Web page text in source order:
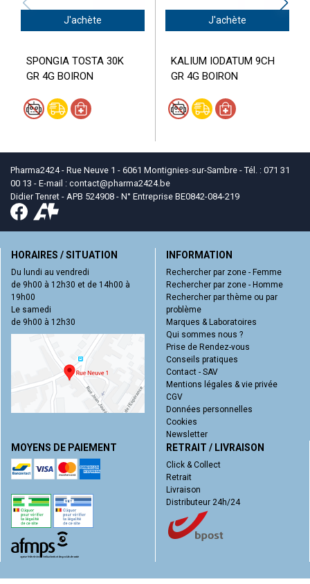
J'achète
SPONGIA TOSTA 30K
GR 4G BOIRON
J'achète
KALIUM IODATUM 9CH
GR 4G BOIRON
Pharma2424 - Rue Neuve 1 - 6061 Montignies-sur-Sambre - Tél. : 071 31
00 13 - E-mail : contact@pharma2424.be
Didier Tenret - APB 524908 - N° Entreprise BE0842-084-219
HORAIRES / SITUATION
Du lundi au vendredi
de 9h00 à 12h30 et de 14h00 à
19h00
Le samedi
de 9h00 à 12h30
INFORMATION
Rechercher par zone - Femme
Rechercher par zone - Homme
Rechercher par thème ou par
problème
Marques & Laboratoires
Qui sommes nous ?
Prise de Rendez-vous
Conseils pratiques
Contact - SAV
Mentions légales & vie privée
CGV
Données personnelles
Cookies
Newsletter
MOYENS DE PAIEMENT RETRAIT / LIVRAISON
Click & Collect
Retrait
Livraison
Distributeur 24h/24